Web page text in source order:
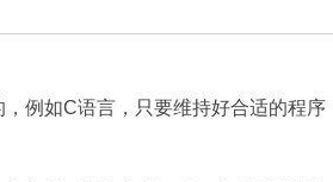
例如C语言，只要维持好合适的程序